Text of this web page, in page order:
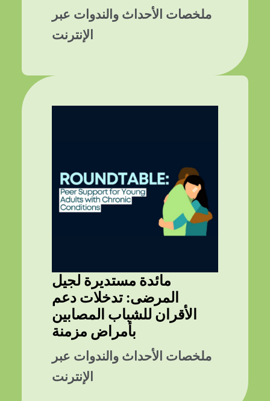
ملخصات الأحداث والندوات عبر
الإنترنت
مائدة مستديرة لجيل
المرضى: تدخلات دعم
الأقران للشباب المصابين
بأمراض مزمنة
ملخصات الأحداث والندوات عبر
الإنترنت